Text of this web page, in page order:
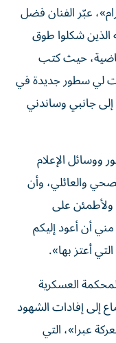
عبّر الفنان فضل
الذين شكلوا طوق
حيث كتب
لي سطور جديدة في
جانبي وساندني
ووسائل الإعلام
والعائلي، وأن
على
أن أعود إليكم
أعتز بها».
العسكرية
إلى إفادات الشهود
عبرا»، التي